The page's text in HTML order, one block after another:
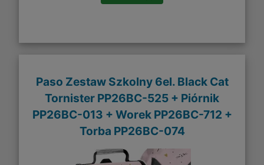
Paso Zestaw Szkolny 6el. Black Cat
Tornister PP26BC-525 + Piórnik
PP26BC-013 + Worek PP26BC-712 +
Torba PP26BC-074